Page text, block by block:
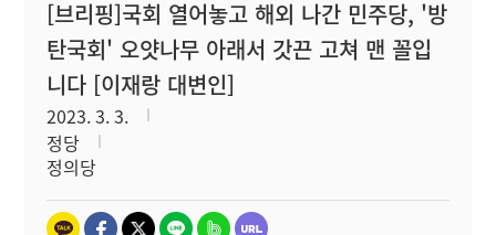
[브리핑]국회 열어놓고 해외 나간 민주당, '방
탄국회' 오얏나무 아래서 갓끈 고쳐 맨 꼴입
니다 [이재랑 대변인]
2023. 3. 3.
정당
정의당